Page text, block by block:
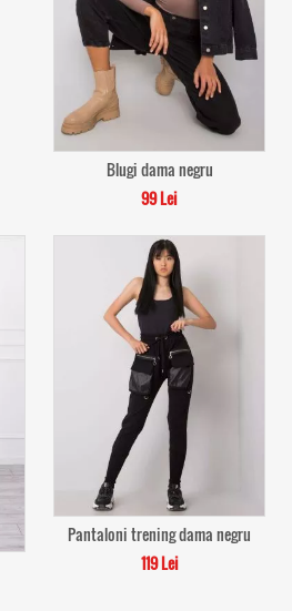
Blugi dama negru
99 Lei
Pantaloni trening dama negru
119 Lei